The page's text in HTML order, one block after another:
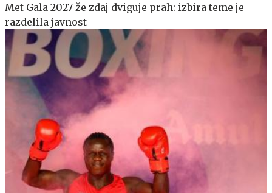
Met Gala 2027 že zdaj dviguje prah: izbira teme je
razdelila javnost